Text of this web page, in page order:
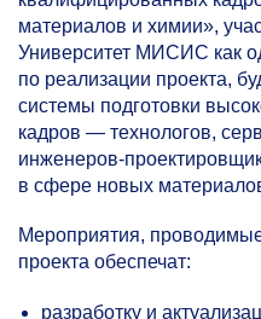
материалов и химии»,
Университет МИСИС как
по реализации проекта,
системы подготовки
кадров — технологов,
инженеров-
в сфере новых
Мероприятия,
проекта обеспечат:
разработку и